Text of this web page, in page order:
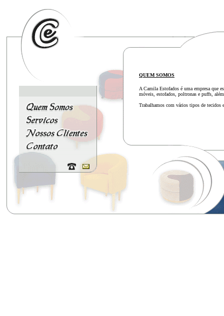
QUEM SOMOS
A Camila Estofados é uma empresa que
móveis, estofados, poltronas e puffs,
Trabalhamos com vários tipos de tecidos